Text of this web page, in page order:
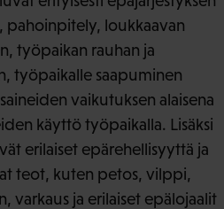
pahoinpitely, loukkaavan
työpaikan rauhan ja
työpaikalle saapuminen
vaikutuksen alaisena
käyttö työpaikalla. Lisäksi
erilaiset epärehellisyyttä ja
teot, kuten petos, vilppi,
varkaus ja erilaiset epälojaalit